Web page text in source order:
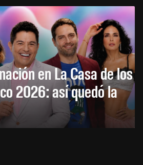
en La Casa de los
2026: así quedó la